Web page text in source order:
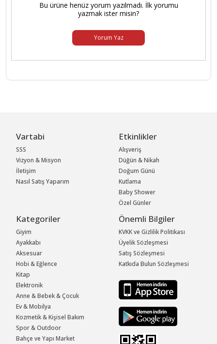
Bu ürüne henüz yorum yazılmadı. İlk yorumu
yazmak ister misin?
Yorum Yaz
Vartabi
SSS
Vizyon & Misyon
İletişim
Nasıl Satış Yaparım
Etkinlikler
Alışveriş
Düğün & Nikah
Doğum Günü
Kutlama
Baby Shower
Özel Günler
Kategoriler
Giyim
Ayakkabı
Aksesuar
Hobi & Eğlence
Kitap
Elektronik
Anne & Bebek & Çocuk
Ev & Mobilya
Kozmetik & Kişisel Bakım
Spor & Outdoor
Bahçe ve Yapı Market
Önemli Bilgiler
KVKK ve Gizlilik Politikası
Üyelik Sözleşmesi
Satış Sözleşmesi
Katkıda Bulun Sözleşmesi